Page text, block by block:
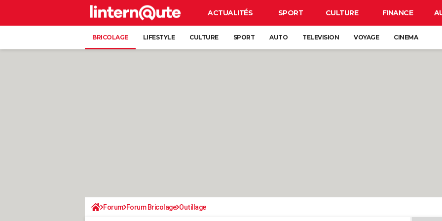
ACTUALITÉS SPORT CULTURE FINANCE
BRICOLAGE LIFESTYLE CULTURE SPORT AUTO TELEVISION VOYAGE CINEMA
Forum Forum Bricolage Outillage